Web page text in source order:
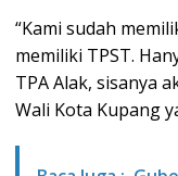
“Kami sudah
memiliki TPST.
TPA Alak, sisanya
Wali Kota Kupang